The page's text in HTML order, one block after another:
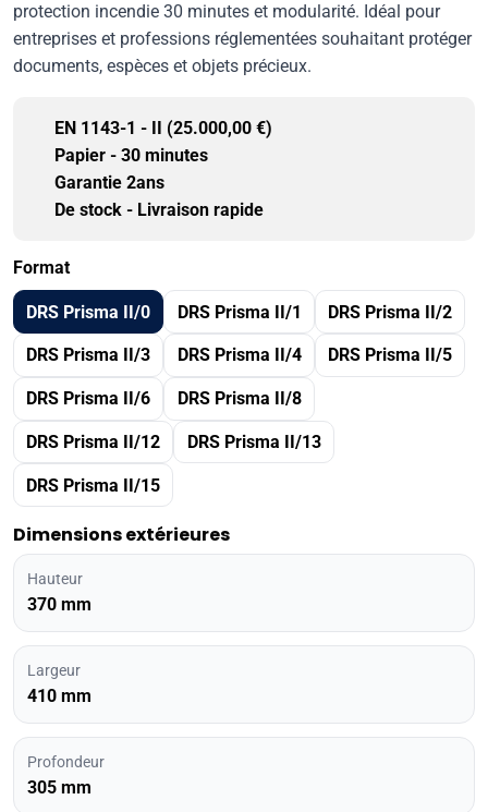
protection incendie 30 minutes et modularité. Idéal pour
entreprises et professions réglementées souhaitant protéger
documents, espèces et objets précieux.
EN 1143-1 - II (25.000,00 €)
Papier - 30 minutes
Garantie 2ans
De stock - Livraison rapide
Format
DRS Prisma II/0 DRS Prisma II/1 DRS Prisma II/2
DRS Prisma II/3 DRS Prisma II/4 DRS Prisma II/5
DRS Prisma II/6 DRS Prisma II/8
DRS Prisma II/12 DRS Prisma II/13
DRS Prisma II/15
Dimensions extérieures
Hauteur
370 mm
Largeur
410 mm
Profondeur
305 mm